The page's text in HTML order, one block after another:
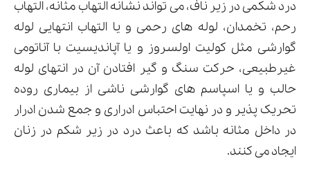
درد شکمی در زیر ناف، می تواند نشانه التهاب مثانه، التهاب
رحم، تخمدان، لوله های رحمی و یا التهاب انتهایی لوله
گوارشی مثل کولیت اولسروز و یا آپاندیسیت با آناتومی
غیرطبیعی، حرکت سنگ و گیر افتادن آن در انتهای لوله
حالب و یا اسپاسم های گوارشی ناشی از بیماری روده
تحریک پذیر و در نهایت احتباس ادراری و جمع شدن ادرار
در داخل مثانه باشد که باعث درد در زیر شکم در زنان
ایجاد می کنند.